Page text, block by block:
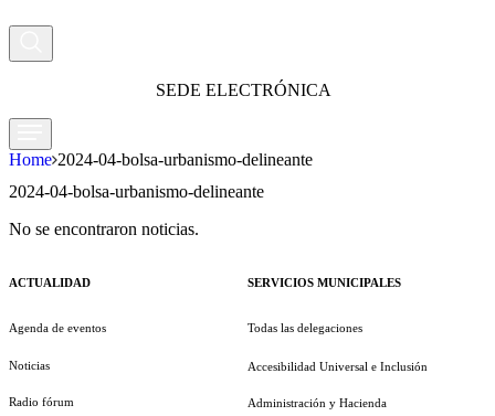
SEDE ELECTRÓNICA
Home 2024-04-bolsa-urbanismo-delineante
2024-04-bolsa-urbanismo-delineante
No se encontraron noticias.
ACTUALIDAD
Agenda de eventos
Noticias
Radio fórum
SERVICIOS MUNICIPALES
Todas las delegaciones
Accesibilidad Universal e Inclusión
Administración y Hacienda